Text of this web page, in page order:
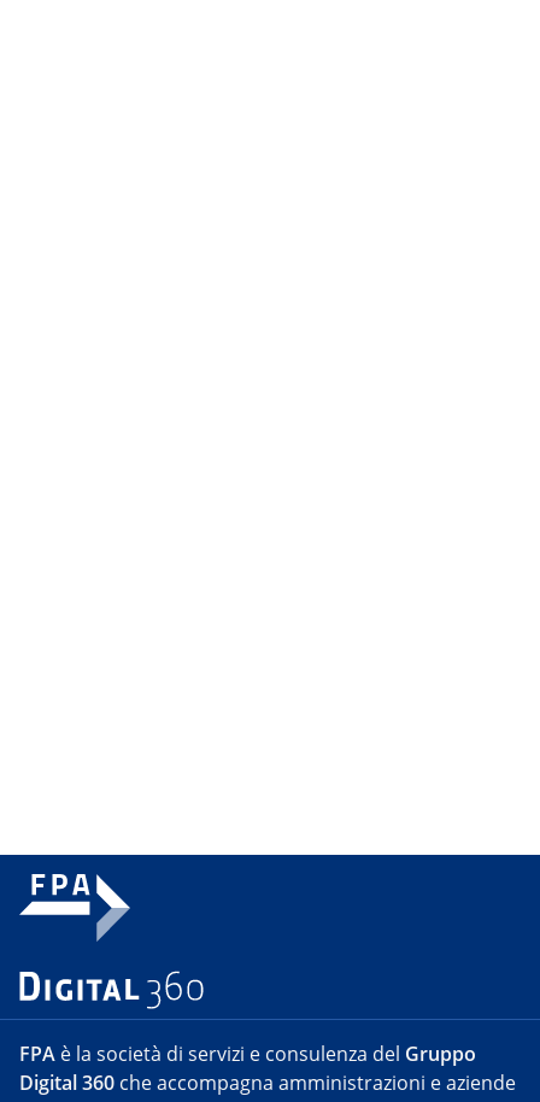
FPA è la società di servizi e consulenza del Gruppo
Digital 360 che accompagna amministrazioni e aziende